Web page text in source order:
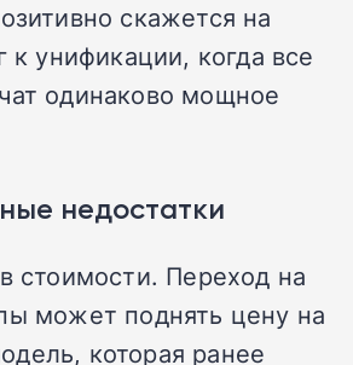
скажется на
к унификации, когда все
одинаково мощное
недостатки
стоимости. Переход на
может поднять цену на
которая ранее